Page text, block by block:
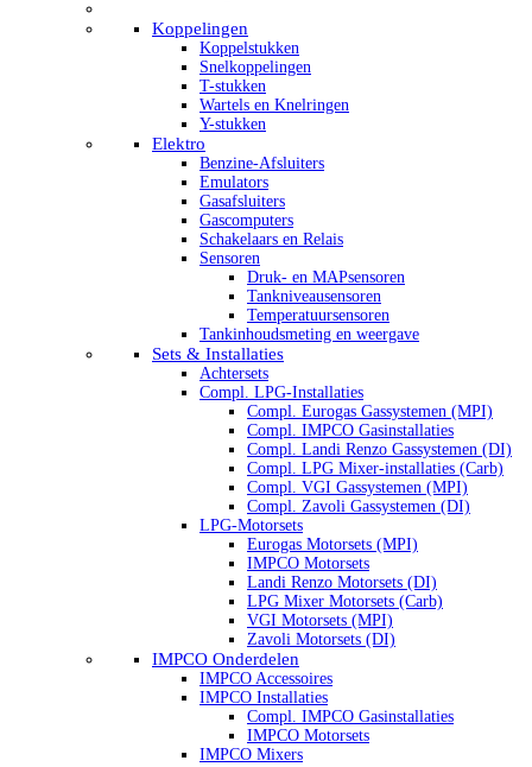
Koppelingen
Koppelstukken
Snelkoppelingen
T-stukken
Wartels en Knelringen
Y-stukken
Elektro
Benzine-Afsluiters
Emulators
Gasafsluiters
Gascomputers
Schakelaars en Relais
Sensoren
Druk- en MAPsensoren
Tankniveausensoren
Temperatuursensoren
Tankinhoudsmeting en weergave
Sets & Installaties
Achtersets
Compl. LPG-Installaties
Compl. Eurogas Gassystemen (MPI)
Compl. IMPCO Gasinstallaties
Compl. Landi Renzo Gassystemen (DI)
Compl. LPG Mixer-installaties (Carb)
Compl. VGI Gassystemen (MPI)
Compl. Zavoli Gassystemen (DI)
LPG-Motorsets
Eurogas Motorsets (MPI)
IMPCO Motorsets
Landi Renzo Motorsets (DI)
LPG Mixer Motorsets (Carb)
VGI Motorsets (MPI)
Zavoli Motorsets (DI)
IMPCO Onderdelen
IMPCO Accessoires
IMPCO Installaties
Compl. IMPCO Gasinstallaties
IMPCO Motorsets
IMPCO Mixers